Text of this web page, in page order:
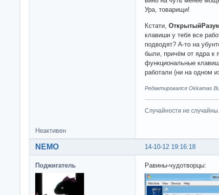
Ура, товарищи!
Кстати,
клавиши у тебя все
подводят? А-то на
были, причём от ядра к
функциональные
работали (ни на одном
Редактировался Okkamas
Случайности не случайны.
Неактивен
14-10-12 19:16:18
NEMO
Поджигатель Равины-чудотворцы: